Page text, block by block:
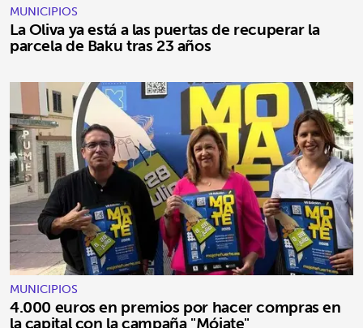
MUNICIPIOS
La Oliva ya está a las puertas de recuperar la
parcela de Baku tras 23 años
MUNICIPIOS
4.000 euros en premios por hacer compras en